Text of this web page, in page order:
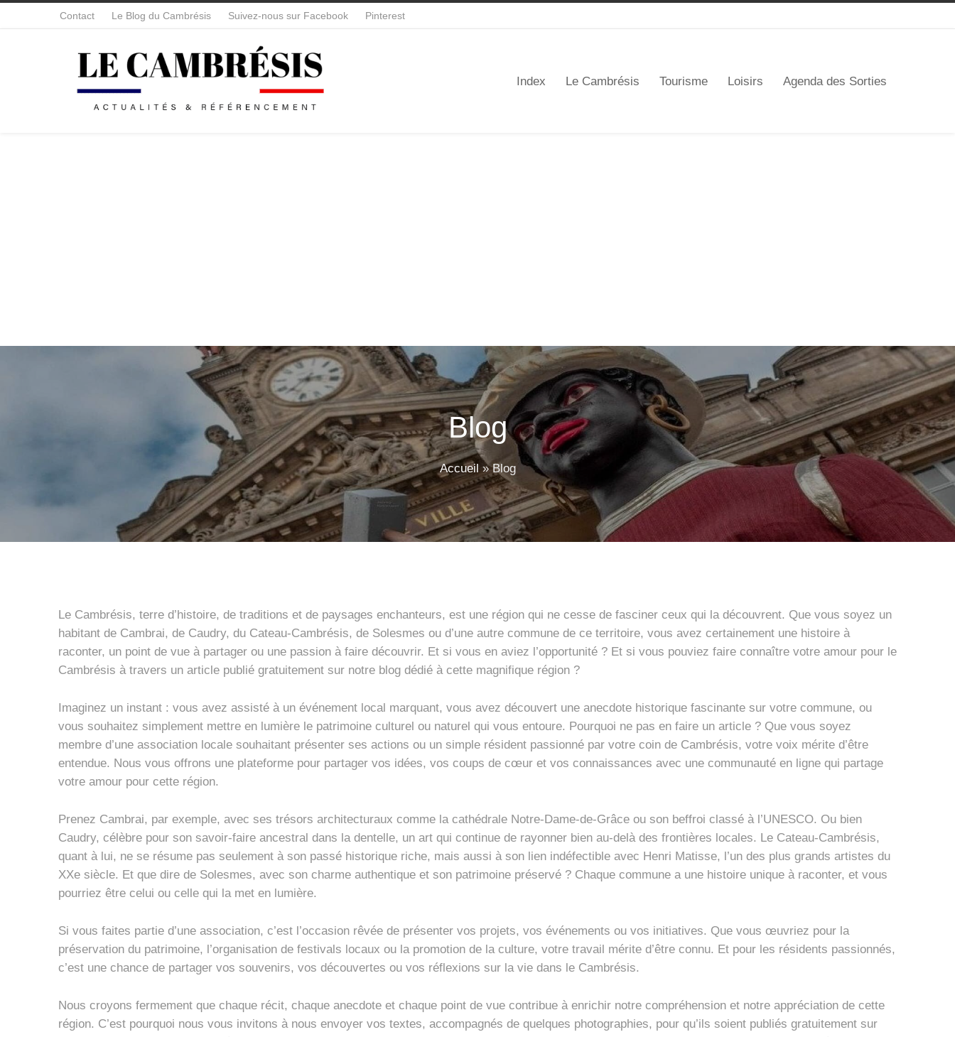
Contact Le Blog du Cambrésis Suivez-nous sur Facebook Pinterest
Index Le Cambrésis Tourisme Loisirs Agenda des Sorties
Blog
Accueil »Blog
Le Cambrésis, terre d’histoire, de traditions et de paysages enchanteurs, est une région qui ne cesse de fasciner ceux qui la découvrent. Que vous soyez un
habitant de Cambrai, de Caudry, du Cateau-Cambrésis, de Solesmes ou d’une autre commune de ce territoire, vous avez certainement une histoire à
raconter, un point de vue à partager ou une passion à faire découvrir. Et si vous en aviez l’opportunité ? Et si vous pouviez faire connaître votre amour pour le
Cambrésis à travers un article publié gratuitement sur notre blog dédié à cette magnifique région ?
Imaginez un instant : vous avez assisté à un événement local marquant, vous avez découvert une anecdote historique fascinante sur votre commune, ou
vous souhaitez simplement mettre en lumière le patrimoine culturel ou naturel qui vous entoure. Pourquoi ne pas en faire un article ? Que vous soyez
membre d’une association locale souhaitant présenter ses actions ou un simple résident passionné par votre coin de Cambrésis, votre voix mérite d’être
entendue. Nous vous offrons une plateforme pour partager vos idées, vos coups de cœur et vos connaissances avec une communauté en ligne qui partage
votre amour pour cette région.
Prenez Cambrai, par exemple, avec ses trésors architecturaux comme la cathédrale Notre-Dame-de-Grâce ou son beffroi classé à l’UNESCO. Ou bien
Caudry, célèbre pour son savoir-faire ancestral dans la dentelle, un art qui continue de rayonner bien au-delà des frontières locales. Le Cateau-Cambrésis,
quant à lui, ne se résume pas seulement à son passé historique riche, mais aussi à son lien indéfectible avec Henri Matisse, l’un des plus grands artistes du
XXe siècle. Et que dire de Solesmes, avec son charme authentique et son patrimoine préservé ? Chaque commune a une histoire unique à raconter, et vous
pourriez être celui ou celle qui la met en lumière.
Si vous faites partie d’une association, c’est l’occasion rêvée de présenter vos projets, vos événements ou vos initiatives. Que vous œuvriez pour la
préservation du patrimoine, l’organisation de festivals locaux ou la promotion de la culture, votre travail mérite d’être connu. Et pour les résidents passionnés,
c’est une chance de partager vos souvenirs, vos découvertes ou vos réflexions sur la vie dans le Cambrésis.
Nous croyons fermement que chaque récit, chaque anecdote et chaque point de vue contribue à enrichir notre compréhension et notre appréciation de cette
région. C’est pourquoi nous vous invitons à nous envoyer vos textes, accompagnés de quelques photographies, pour qu’ils soient publiés gratuitement sur